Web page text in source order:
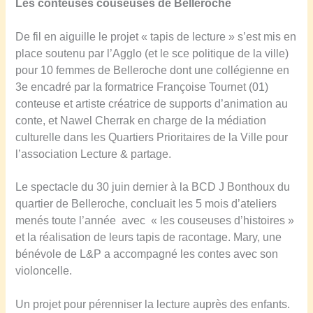
é
a
z
l
o
à
V
i
l
e
f
r
a
n
c
e
M
o
u
a
w
a
d
(
o
s
e
p
h
)
u
l
e
c
i
e
l
d
’
l
i
c
e
,
u
f
Les conteuses couseuses de Belleroche
De fil en aiguille le projet « tapis de lecture » s’est mis en
place soutenu par l’Agglo (et le sce politique de la ville)
pour 10 femmes de Belleroche dont une collégienne en
3e encadré par la formatrice Françoise Tournet (01)
conteuse et artiste créatrice de supports d’animation au
conte, et Nawel Cherrak en charge de la médiation
culturelle dans les Quartiers Prioritaires de la Ville pour
l’association Lecture & partage.
Le spectacle du 30 juin dernier à la BCD J Bonthoux du
quartier de Belleroche, concluait les 5 mois d’ateliers
menés toute l’année avec « les couseuses d’histoires »
et la réalisation de leurs tapis de racontage. Mary, une
bénévole de L&P a accompagné les contes avec son
violoncelle.
Un projet pour pérenniser la lecture auprès des enfants.